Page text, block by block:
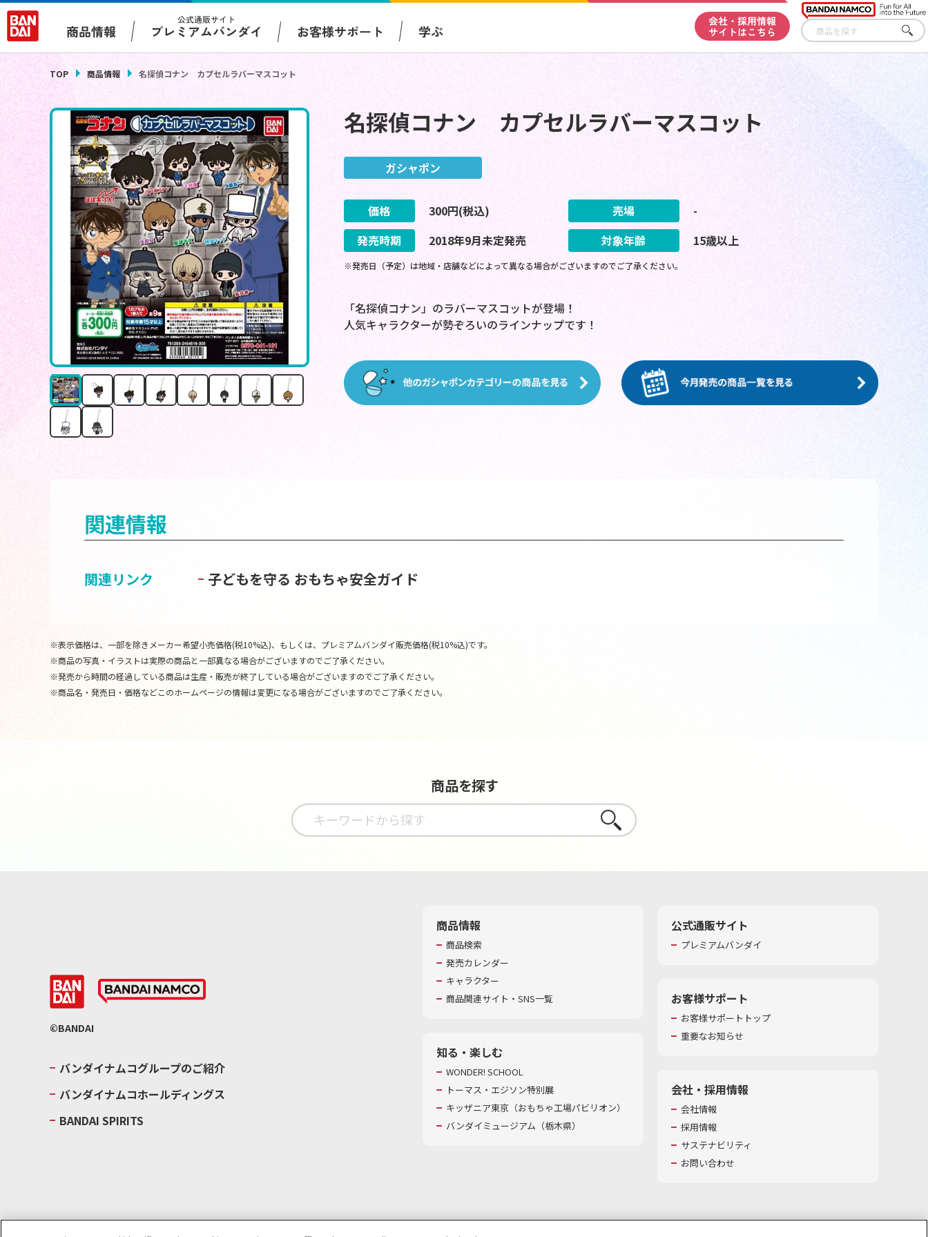
商品情報
公式通販サイト
プレミアムバンダイ お客様サポート 学ぶ
会社・採用情報
サイトはこちら
さが
す
TOP 商品情報 名探偵コナン カプセルラバーマスコット
名探偵コナン カプセルラバーマスコット
ガシャポン
価格 300円(税込) 売場
-
発売時期
2018年9月未定発売 対象年齢 15歳以上
※発売日（予定）は地域・店舗などによって異なる場合がございますのでご了承ください。
「名探偵コナン」のラバーマスコットが登場！
人気キャラクターが勢ぞろいのラインナップです！
関連情報
関連リンク 子どもを守る おもちゃ安全ガイド
※表示価格は、一部を除きメーカー希望小売価格(税10%込)、もしくは、プレミアムバンダイ販売価格(税10%込)です。
※商品の写真・イラストは実際の商品と一部異なる場合がございますのでご了承ください。
※発売から時間の経過している商品は生産・販売が終了している場合がございますのでご了承ください。
※商品名・発売日・価格などこのホームページの情報は変更になる場合がございますのでご了承ください。
商品を探す
さがす
©BANDAI
バンダイナムコグループのご紹介
バンダイナムコホールディングス
BANDAI SPIRITS
商品情報
商品検索
発売カレンダー
キャラクター
商品関連サイト・SNS一覧
知る・楽しむ
WONDER! SCHOOL
トーマス・エジソン特別展
キッザニア東京（おもちゃ工場パビリオン）​
バンダイミュージアム（栃木県）
公式通販サイト
プレミアムバンダイ
お客様サポート
お客様サポートトップ
重要なお知らせ
会社・採用情報
会社情報
採用情報
サステナビリティ
お問い合わせ